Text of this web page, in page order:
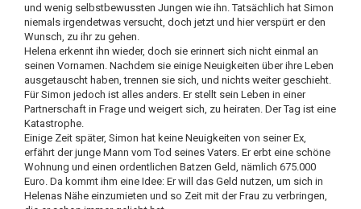
und wenig selbstbewussten Jungen wie ihn. Tatsächlich hat Simon
niemals irgendetwas versucht, doch jetzt und hier verspürt er den
Wunsch, zu ihr zu gehen.
Helena erkennt ihn wieder, doch sie erinnert sich nicht einmal an
seinen Vornamen. Nachdem sie einige Neuigkeiten über ihre Leben
ausgetauscht haben, trennen sie sich, und nichts weiter geschieht.
Für Simon jedoch ist alles anders. Er stellt sein Leben in einer
Partnerschaft in Frage und weigert sich, zu heiraten. Der Tag ist eine
Katastrophe.
Einige Zeit später, Simon hat keine Neuigkeiten von seiner Ex,
erfährt der junge Mann vom Tod seines Vaters. Er erbt eine schöne
Wohnung und einen ordentlichen Batzen Geld, nämlich 675.000
Euro. Da kommt ihm eine Idee: Er will das Geld nutzen, um sich in
Helenas Nähe einzumieten und so Zeit mit der Frau zu verbringen,